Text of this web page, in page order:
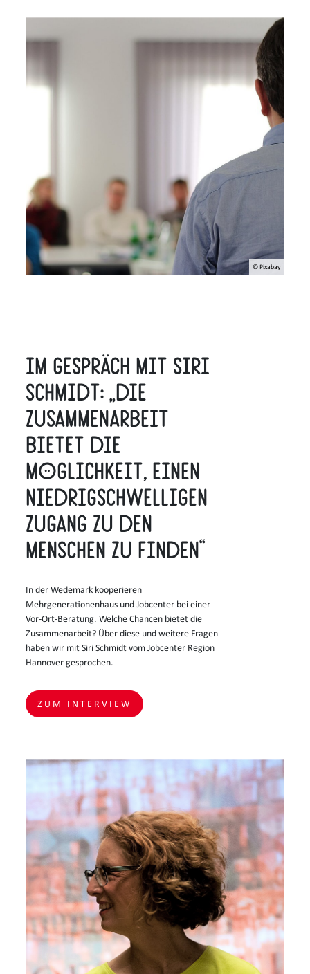
© Pixabay
Im Gespräch mit Siri
Schmidt: „Die
Zusammenarbeit
bietet die
Möglichkeit, einen
niedrigschwelligen
Zugang zu den
Menschen zu finden“
In der Wedemark kooperieren
Mehrgenerationenhaus und Jobcenter bei einer
Vor-Ort-Beratung. Welche Chancen bietet die
Zusammenarbeit? Über diese und weitere Fragen
haben wir mit Siri Schmidt vom Jobcenter Region
Hannover gesprochen.
ZUM INTERVIEW